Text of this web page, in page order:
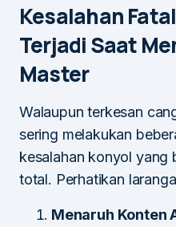
Kesalahan
Terjadi Saat
Master
Walaupun terkesan
sering melakukan
kesalahan konyol yang
total. Perhatikan
Menaruh Konten